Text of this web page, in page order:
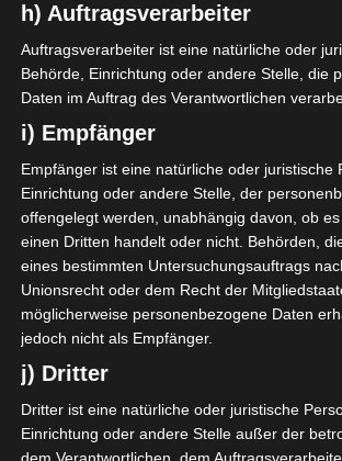
Die Stühle habe ich
gemixt. Zuvor
Vitra Stühle oben,
stehen sie wieder
Esstisch. Der Stuhl-
und die Holzbeine
mehr Lebendigkeit
Essbereich.
h) Auftragsverarbeiter
Auftragsverarbeiter ist eine natürliche oder
Behörde, Einrichtung oder andere Stelle, die
Daten im Auftrag des Verantwortlichen
i) Empfänger
Empfänger ist eine natürliche oder juristische
Einrichtung oder andere Stelle, der
offengelegt werden, unabhängig davon, ob
einen Dritten handelt oder nicht. Behörden,
eines bestimmten Untersuchungsauftrags
Unionsrecht oder dem Recht der
möglicherweise personenbezogene Daten
jedoch nicht als Empfänger.
j) Dritter
Dritter ist eine natürliche oder juristische
Einrichtung oder andere Stelle außer der